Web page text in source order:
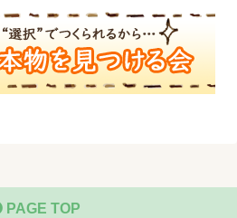
PAGE TOP